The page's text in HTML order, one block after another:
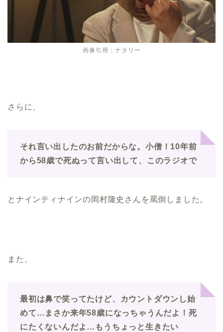
画像引用：ナタリー
さらに、
それ言い出したのお前だからな。小僧！10年前
から58歳で死ぬって言い出して、このラジオで
とナインティナインの岡村隆史さんを罵倒しました。
また、
最初は鼻で笑ってたけど、カウントダウンし始
めて…まさか来年58歳になっちゃうんだよ！死
にたくないんだよ…もうちょっと生きたい